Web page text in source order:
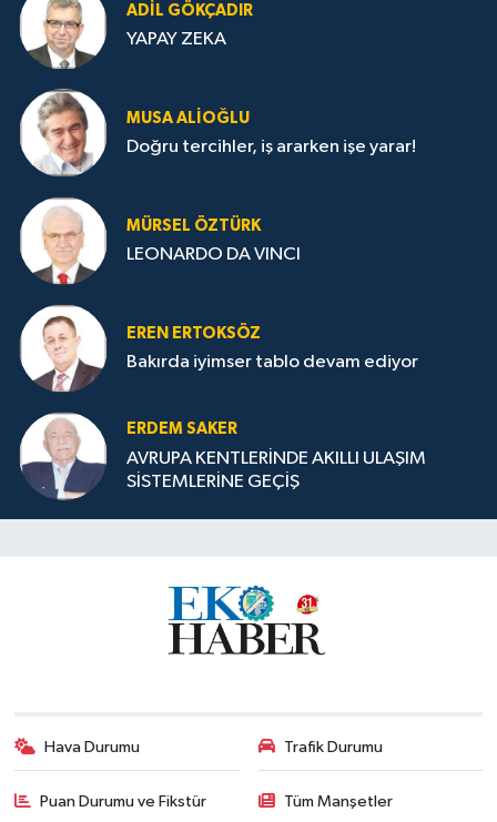
ADIL GÖKÇADIR
YAPAY ZEKA
MUSA ALIOĞLU
Doğru tercihler, iş ararken işe yarar!
MÜRSEL ÖZTÜRK
LEONARDO DA VINCI
EREN ERTOKSÖZ
Bakırda iyimser tablo devam ediyor
ERDEM SAKER
AVRUPA KENTLERİNDE AKILLI ULAŞIM
SİSTEMLERİNE GEÇİŞ
Hava Durumu Trafik Durumu
Puan Durumu ve Fikstür Tüm Manşetler